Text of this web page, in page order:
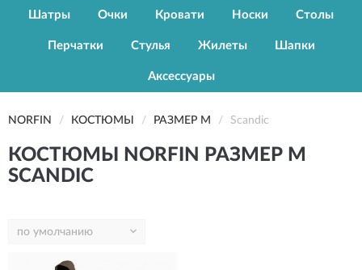
Шатры Очки Кровати Носки Столы
Перчатки Стулья Жилеты Шапки
Аксессуары
NORFIN КОСТЮМЫ РАЗМЕР M Scandic
КОСТЮМЫ NORFIN РАЗМЕР M
SCANDIC